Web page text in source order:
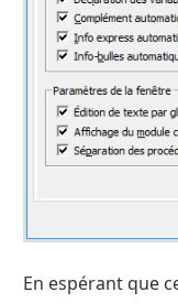
En espérant que